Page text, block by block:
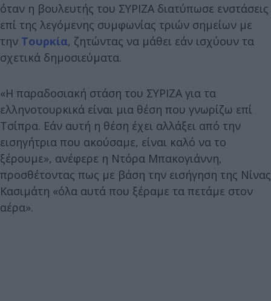
όταν η βουλευτής του ΣΥΡΙΖΑ διατύπωσε ενστάσεις
επί της λεγόμενης συμφωνίας τριών σημείων με
την Τουρκία, ζητώντας να μάθει εάν ισχύουν τα
σχετικά δημοσιεύματα.
«H παραδοσιακή στάση του ΣΥΡΙΖΑ για τα
ελληνοτουρκικά είναι μια θέση που γνωρίζω επί
Τσίπρα. Εάν αυτή η θέση έχει αλλάξει από την
εισηγήτρια που ακούσαμε, είναι καλό να το
ξέρουμε», ανέφερε η Ντόρα Μπακογιάννη,
προσθέτοντας πως με βάση την εισήγηση της Νίνας
Κασιμάτη «όλα αυτά που ξέραμε τα πετάμε στον
αέρα».